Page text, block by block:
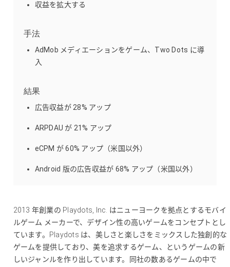
収益を拡大する
手法
AdMob メディエーションをゲーム、Two Dots に導
入
結果
広告収益が 28% アップ
ARPDAU が 21% アップ
eCPM が 60% アップ（米国以外）
Android 版の広告収益が 68% アップ（米国以外）
2013 年創業の Playdots, Inc. はニューヨークを拠点とするモバイ
ルゲーム メーカーで、デザイン性の高いゲームをコンセプトとし
ています。Playdots は、美しさと楽しさをミックスした独創的な
ゲームを提供しており、美を追求するゲーム、というゲームの新
しいジャンルを作り出しています。同社の数あるゲームの中で